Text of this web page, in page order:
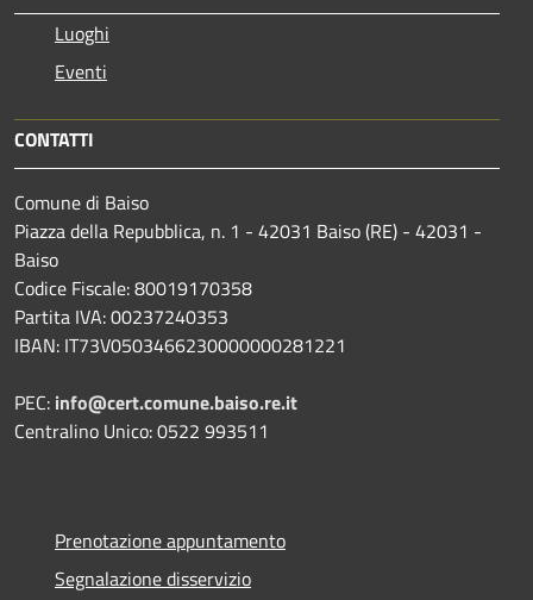
Luoghi
Eventi
CONTATTI
Comune di Baiso
Piazza della Repubblica, n. 1 - 42031 Baiso (RE) - 42031 -
Baiso
Codice Fiscale: 80019170358
Partita IVA: 00237240353
IBAN: IT73V0503466230000000281221
PEC: info@cert.comune.baiso.re.it
Centralino Unico: 0522 993511
Prenotazione appuntamento
Segnalazione disservizio